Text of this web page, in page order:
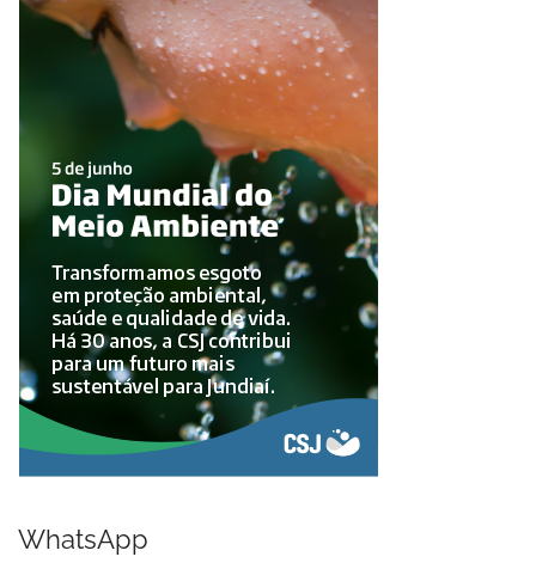
WhatsApp